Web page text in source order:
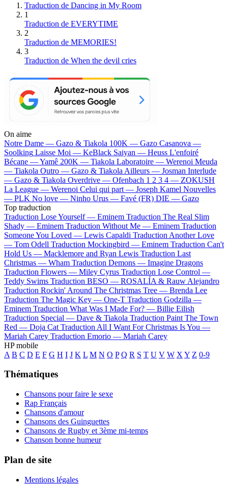
Traduction de Dancing in My Room
1
Traduction de EVERYTIME
2
Traduction de MEMORIES!
3
Traduction de When the devil cries
On aime
Notre Dame — Gazo & Tiakola 100K — Gazo Casanova —
Soolking Laisse Moi — KeBlack Saiyan — Heuss L'enfoiré
Bécane —Yamê 200K — Tiakola Laboratoire — Werenoi Meuda
— Tiakola Outro — Gazo & Tiakola Ailleurs — Josman Interlude
— Gazo & Tiakola Overdrive — Ofenbach 1 2 3 4 — ZOKUSH
La League — Werenoi Celui qui part — Joseph Kamel Nouvelles
— PLK No love — Ninho Urus — Favé (FR) DIE — Gazo
Top traduction
Traduction Lose Yourself — Eminem Traduction The Real Slim
Shady — Eminem Traduction Without Me — Eminem Traduction
Someone You Loved — Lewis Capaldi Traduction Another Love
— Tom Odell Traduction Mockingbird — Eminem Traduction Can't
Hold Us — Macklemore and Ryan Lewis Traduction Last
Christmas — Wham Traduction Demons — Imagine Dragons
Traduction Flowers — Miley Cyrus Traduction Lose Control —
Teddy Swims Traduction BESO — ROSALÍA & Rauw Alejandro
Traduction Rockin' Around The Christmas Tree — Brenda Lee
Traduction The Magic Key — One-T Traduction Godzilla —
Eminem Traduction What Was I Made For? — Billie Eilish
Traduction Special — Dave & Tiakola Traduction Paint The Town
Red — Doja Cat Traduction All I Want For Christmas Is You —
Mariah Carey Traduction Emorio — Mariah Carey
HP mobile
A B C D E F G H I J K L M N O P Q R S T U V W X Y Z 0-9
Thématiques
Chansons pour faire le sexe
Rap Français
Chansons d'amour
Chansons des Guinguettes
Chansons de Rugby et 3ème mi-temps
Chanson bonne humeur
Plan de site
Mentions légales